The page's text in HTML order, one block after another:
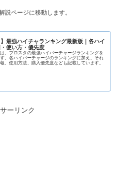
ページに移動します。
】最強ハイチャランキング最新版｜各ハイ
使い方・優先度
、ブロスタの最強ハイパーチャージランキングを
。各ハイパーチャージのランキングに加え、それ
、使用方法、購入優先度なども記載しています。
ーリンク